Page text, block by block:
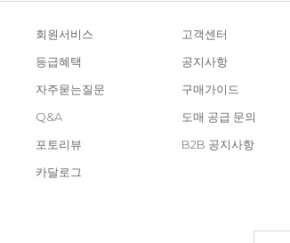
회원서비스
고객센터
등급혜택
공지사항
자주묻는질문
구매가이드
Q&A
도매 공급 문의
포토리뷰
B2B 공지사항
카달로그